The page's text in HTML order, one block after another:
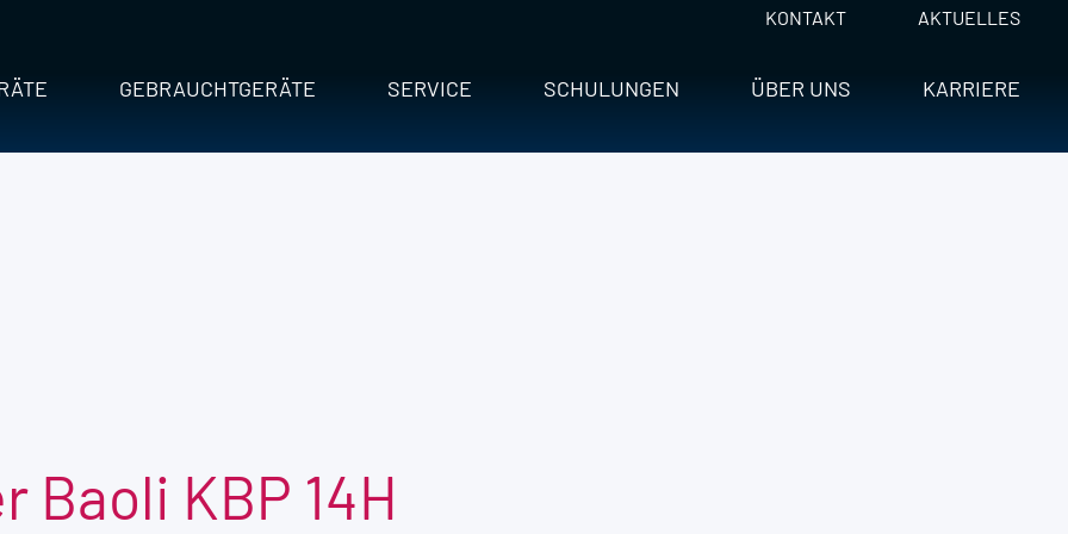
KONTAKT AKTUELLES
GEBRAUCHTGERÄTE SERVICE SCHULUNGEN ÜBER UNS KARRIERE
Baoli KBP 14H